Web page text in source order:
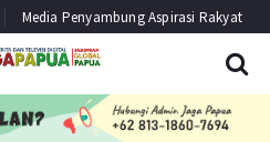
Media Penyambung Aspirasi Rakyat